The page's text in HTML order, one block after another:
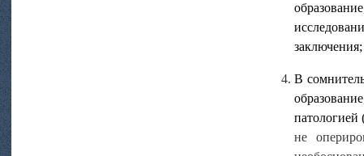
заключения;
В
патологией
не